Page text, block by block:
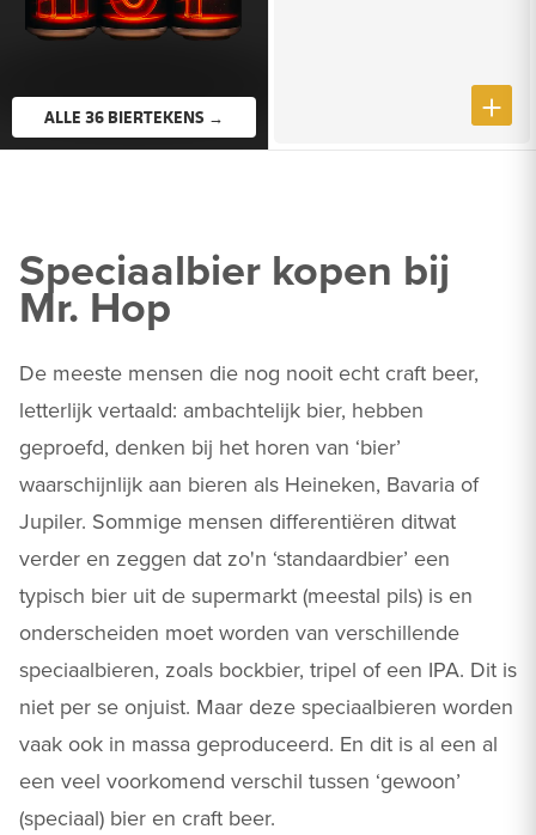
ALLE 36 BIERTEKENS →
Speciaalbier kopen bij
Mr. Hop
De meeste mensen die nog nooit echt craft beer,
letterlijk vertaald: ambachtelijk bier, hebben
geproefd, denken bij het horen van ‘bier’
waarschijnlijk aan bieren als Heineken, Bavaria of
Jupiler. Sommige mensen differentiëren ditwat
verder en zeggen dat zo'n ‘standaardbier’ een
typisch bier uit de supermarkt (meestal pils) is en
onderscheiden moet worden van verschillende
speciaalbieren, zoals bockbier, tripel of een IPA. Dit is
niet per se onjuist. Maar deze speciaalbieren worden
vaak ook in massa geproduceerd. En dit is al een al
een veel voorkomend verschil tussen ‘gewoon’
(speciaal) bier en craft beer.